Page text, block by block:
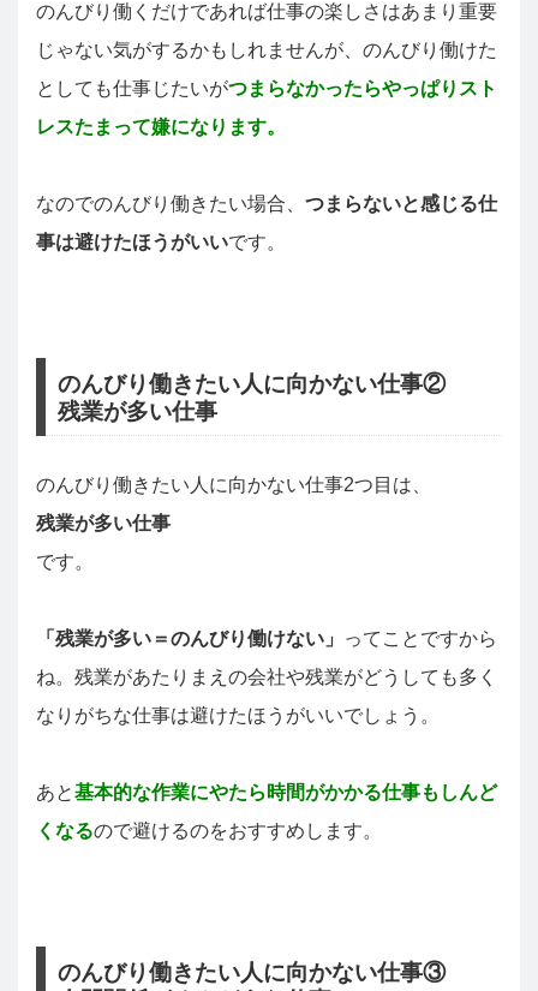
のんびり働くだけであれば仕事の楽しさはあまり重要
じゃない気がするかもしれませんが、のんびり働けた
としても仕事じたいがつまらなかったらやっぱりスト
レスたまって嫌になります。
なのでのんびり働きたい場合、 つまらないと感じる仕
事は避けたほうがいいです。
のんびり働きたい人に向かない仕事②
残業が多い仕事
のんびり働きたい人に向かない仕事2つ目は、
残業が多い仕事
です。
「残業が多い＝のんびり働けない」
ってことですから
ね。残業があたりまえの会社や残業がどうしても多く
なりがちな仕事は避けたほうがいいでしょう。
あと基本的な作業にやたら時間がかかる仕事もしんど
くなるので避けるのをおすすめします。
のんびり働きたい人に向かない仕事③